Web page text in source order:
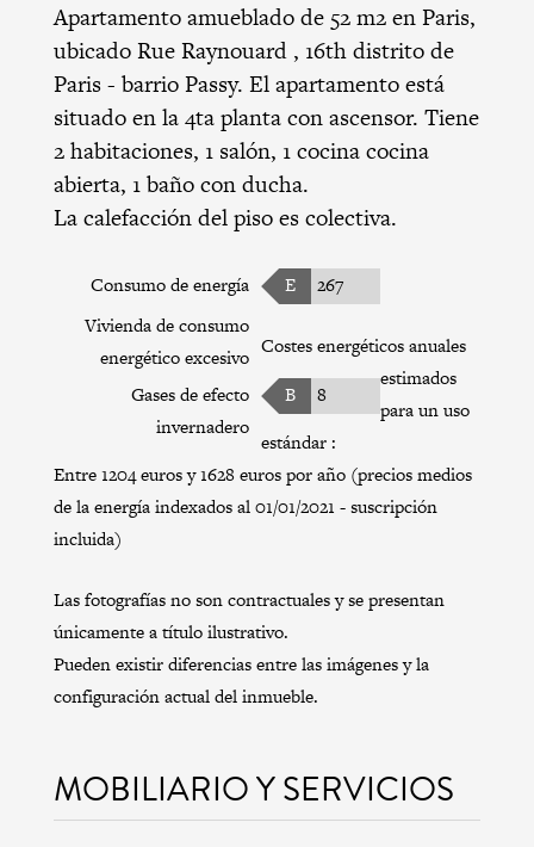
Apartamento amueblado de 52 m2 en Paris,
ubicado Rue Raynouard , 16th distrito de
Paris- barrio Passy. El apartamento está
situado en la 4ta planta con ascensor. Tiene
2 habitaciones, 1 salón, 1 cocina cocina
abierta, 1 baño con ducha.
La calefacción del piso es colectiva.
Consumo de energía E
267
Vivienda de consumo
energético excesivo
Gases de efecto
invernadero
B 8
Costes energéticos anuales
estimados
para un uso
estándar :
Entre 1204 euros y 1628 euros por año (precios medios
de la energía indexados al 01/01/2021 - suscripción
incluida)
Las fotografías no son contractuales y se presentan
únicamente a título ilustrativo.
Pueden existir diferencias entre las imágenes y la
configuración actual del inmueble.
MOBILIARIO Y SERVICIOS